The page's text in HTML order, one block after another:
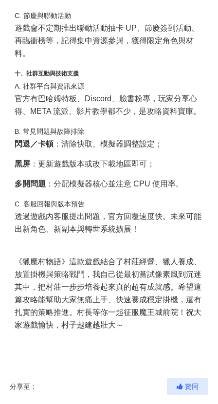
C. 節慶與聯動活動
遊戲會不定期推出聯動活動抽卡 UP、節慶簽到活動、
再臨衝榜等，記得集中資源參與，獲得限定角色與材
料。
十、社群互動與技術支援
A. 社群平台與資訊來源
官方有巴哈姆特板、Discord、臉書粉專，玩家分享心
得、META 流派、影片教學都不少，是攻略資料寶庫。
B. 常見問題與故障排除
閃退／卡頓 ：清除快取、模擬器調整設定；
黑屏 ：更新遊戲版本或改下載地區即可；
多開問題 ：分配模擬器核心並注意 CPU 使用率。
C. 客服回報與版本預告
透過遊戲內客服提出問題，官方回覆速度快。未來可能
出新角色、新副本與轉世系統擴展！
《獵魔村物語》這款遊戲結合了村莊經營、獵人養成、
放置掛機與策略戰鬥，我自己從最初嘗試像素風到沉迷
其中，把村莊一步步培養起來真的超有成就感。希望這
篇攻略能幫助大家無痛上手、快速養成穩定掛機，還有
扎實的策略推進。村長等你一起征服魔王城前院！祝大
家遊戲愉快，村子越建越壯大～
贊同
分享至：